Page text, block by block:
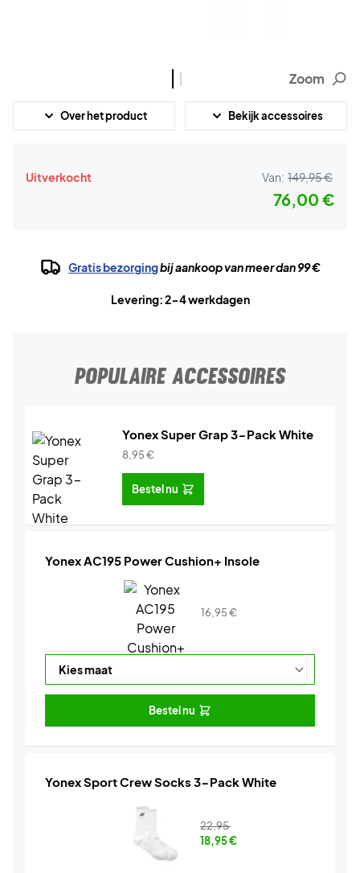
Zoom
Over het product Bekijk accessoires
Uitverkocht Van: 149,95 €
76,00 €
Gratis bezorgingbij aankoop van meer dan 99 €
Levering: 2-4 werkdagen
POPULAIRE ACCESSOIRES
Yonex Super Grap 3-Pack White
8,95€
Bestel nu
Yonex AC195 Power Cushion+ Insole
16,95€
Bestel nu
Yonex Sport Crew Socks 3-Pack White
22,95
18,95€